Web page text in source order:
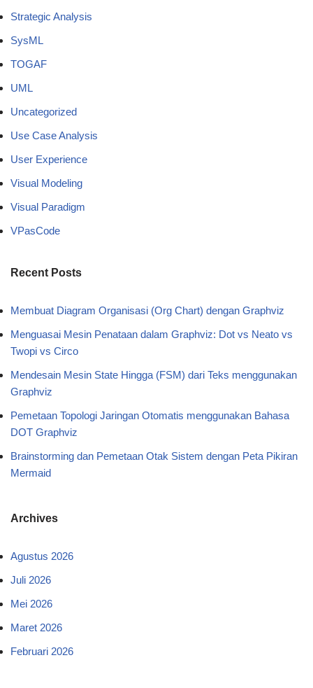
Strategic Analysis
SysML
TOGAF
UML
Uncategorized
Use Case Analysis
User Experience
Visual Modeling
Visual Paradigm
VPasCode
Recent Posts
Membuat Diagram Organisasi (Org Chart) dengan Graphviz
Menguasai Mesin Penataan dalam Graphviz: Dot vs Neato vs
Twopi vs Circo
Mendesain Mesin State Hingga (FSM) dari Teks menggunakan
Graphviz
Pemetaan Topologi Jaringan Otomatis menggunakan Bahasa
DOT Graphviz
Brainstorming dan Pemetaan Otak Sistem dengan Peta Pikiran
Mermaid
Archives
Agustus 2026
Juli 2026
Mei 2026
Maret 2026
Februari 2026